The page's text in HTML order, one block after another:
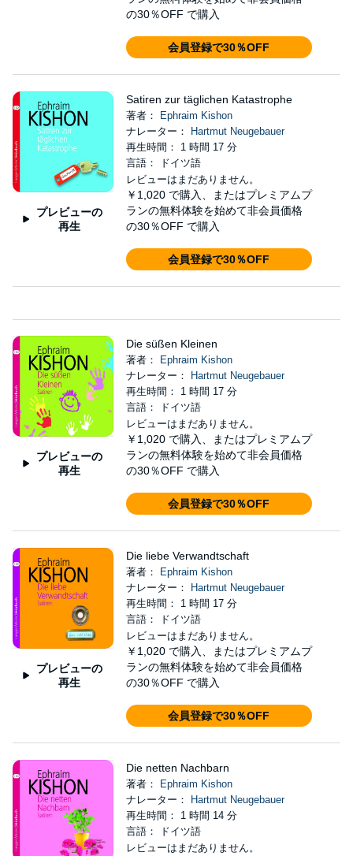
の30％OFF で購入
会員登録で30％OFF
プレビューの
再生
Satiren zur täglichen Katastrophe
著者：
Ephraim Kishon
ナレーター：
Hartmut Neugebauer
再生時間： 1 時間 17 分
言語： ドイツ語
レビューはまだありません。
￥1,020 で購入、またはプレミアムプ
ランの無料体験を始めて非会員価格
の30％OFF で購入
会員登録で30％OFF
プレビューの
再生
Die süßen Kleinen
著者：
Ephraim Kishon
ナレーター：
Hartmut Neugebauer
再生時間： 1 時間 17 分
言語： ドイツ語
レビューはまだありません。
￥1,020 で購入、またはプレミアムプ
ランの無料体験を始めて非会員価格
の30％OFF で購入
会員登録で30％OFF
プレビューの
再生
Die liebe Verwandtschaft
著者：
Ephraim Kishon
ナレーター：
Hartmut Neugebauer
再生時間： 1 時間 17 分
言語： ドイツ語
レビューはまだありません。
￥1,020 で購入、またはプレミアムプ
ランの無料体験を始めて非会員価格
の30％OFF で購入
会員登録で30％OFF
Die netten Nachbarn
著者：
Ephraim Kishon
ナレーター：
Hartmut Neugebauer
再生時間： 1 時間 14 分
言語： ドイツ語
レビューはまだありません。